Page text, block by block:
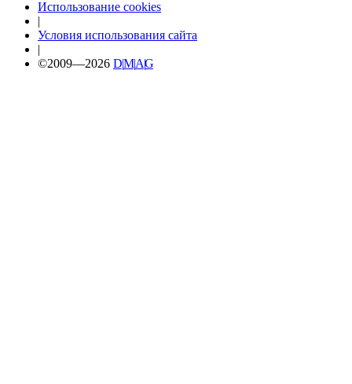
Использование cookies
|
Условия использования сайта
|
©2009—2026 D|M|A|G